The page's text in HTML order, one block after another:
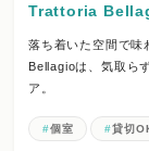
Trattoria
落ち着いた空間で
Bellagioは、気取ら
ア。
個室 貸切